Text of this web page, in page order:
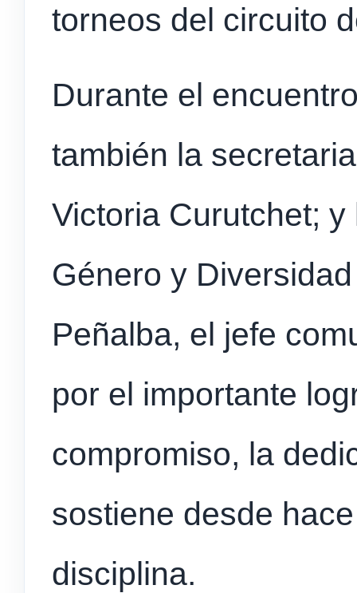
torneos del circuito
Durante el
también la
Victoria Curutchet;
Género y
Peñalba, el jefe
por el importante
compromiso, la
sostiene desde
disciplina.